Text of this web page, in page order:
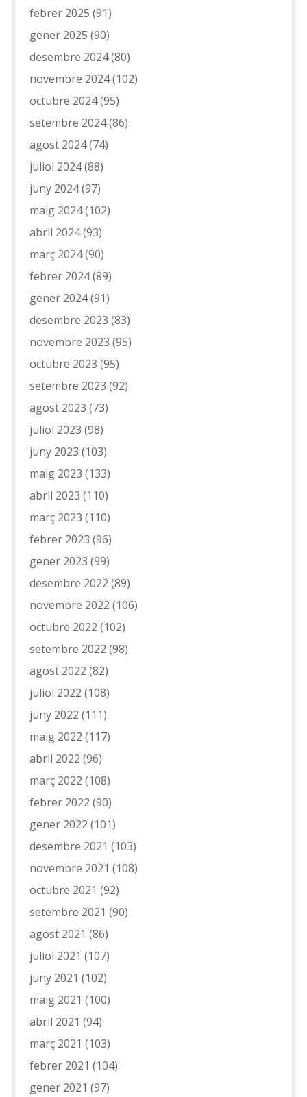
febrer 2025 (91)
gener 2025 (90)
desembre 2024(80)
novembre 2024(102)
octubre 2024(95)
setembre 2024(86)
agost 2024(74)
juliol 2024(88)
juny 2024(97)
maig 2024(102)
abril 2024(93)
març 2024(90)
febrer 2024(89)
gener 2024(91)
desembre 2023 (83)
novembre 2023 (95)
octubre 2023 (95)
setembre 2023 (92)
agost 2023 (73)
juliol 2023 (98)
juny 2023 (103)
maig 2023 (133)
abril 2023 (110)
març 2023 (110)
febrer 2023 (96)
gener 2023 (99)
desembre 2022 (89)
novembre 2022 (106)
octubre 2022 (102)
setembre 2022 (98)
agost 2022 (82)
juliol 2022 (108)
juny 2022 (111)
maig 2022 (117)
abril 2022 (96)
març 2022 (108)
febrer 2022 (90)
gener 2022 (101)
desembre 2021 (103)
novembre 2021 (108)
octubre 2021 (92)
setembre 2021 (90)
agost 2021 (86)
juliol 2021 (107)
juny 2021 (102)
maig 2021 (100)
abril 2021 (94)
març 2021 (103)
febrer 2021 (104)
gener 2021 (97)